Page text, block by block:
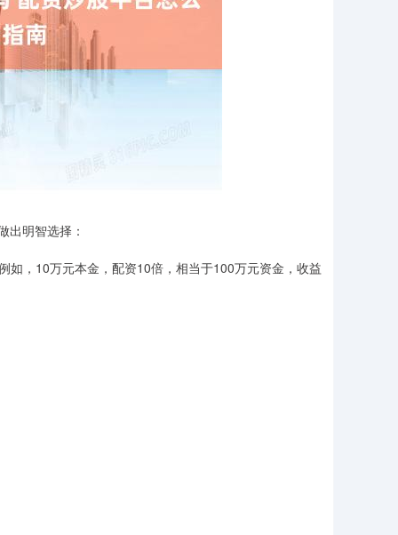
出明智选择：
如，10万元本金，配资10倍，相当于100万元资金，收益